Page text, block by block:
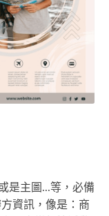
是主圖...等，必備
資訊，像是：商